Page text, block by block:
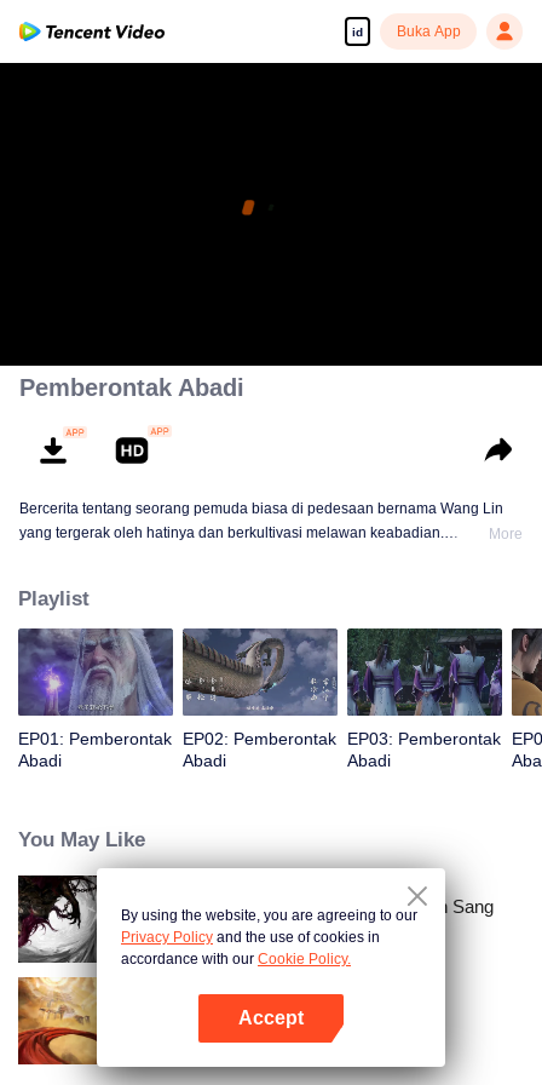
id Buka App
Pemberontak Abadi
Bercerita tentang seorang pemuda biasa di pedesaan bernama Wang Lin
yang tergerak oleh hatinya dan berkultivasi melawan keabadian.
bahwa manusia dapat memasuki jalur kultivasi dengan kualifikasi yang
biasa-biasa saja. Setelah mengalami pasang surut, dengan pikirannya yang
bijak, dia secara bertahap mencapai puncak dan menjadi terkenal di dunia
kultivasi dengan kekuatannya sendiri.
More
Playlist
EP01: Pemberontak
Abadi
EP02: Pemberontak
Abadi
EP03: Pemberontak
Abadi
You May Like
Pemberontak Abadi: Kedatangan Sang
Dewa
Penakluk Langit
By using the website, you are agreeing to our
Privacy Policy and the use of cookies in
accordance with our Cookie Policy.
Accept